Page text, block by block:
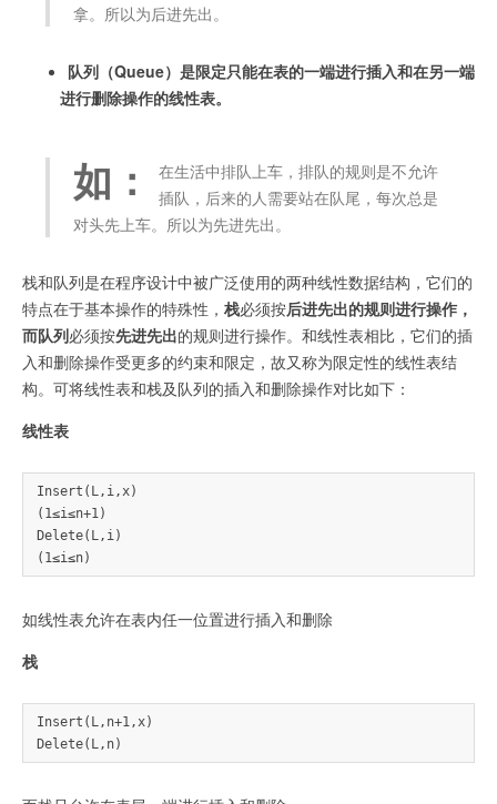
拿。所以为后进先出。
队列（Queue）是限定只能在表的一端进行插入和在另一端
进行删除操作的线性表。
如：
在生活中排队上车，排队的规则是不允许
插队，后来的人需要站在队尾，每次总是
对头先上车。所以为先进先出。
栈和队列是在程序设计中被广泛使用的两种线性数据结构，它们的
特点在于基本操作的特殊性， 栈必须按后进先出的规则进行操作，
而队列必须按先进先出的规则进行操作。和线性表相比，它们的插
入和删除操作受更多的约束和限定，故又称为限定性的线性表结
构。可将线性表和栈及队列的插入和删除操作对比如下：
线性表
Insert(L,i,x)
(1≤i≤n+1)
Delete(L,i)
如线性表允许在表内任一位置进行插入和删除
栈
Insert(L,n+1,x)